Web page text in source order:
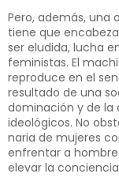
Pero, además, una
tiene que
ser eludida, lucha
femi­nistas. El
reproduce en el
resultado de una
domina­ción y de la
ideológicos. No
naria de mujeres
enfrentar a
elevar la